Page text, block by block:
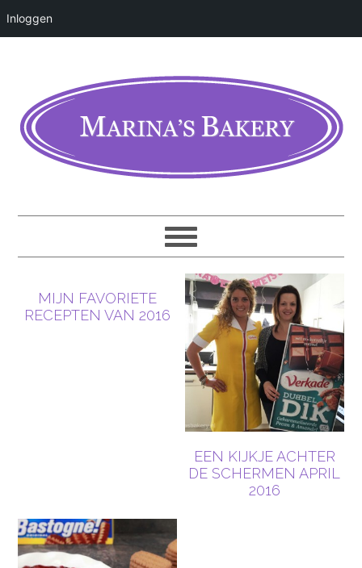
Inloggen
MIJN FAVORIETE
RECEPTEN VAN 2016
EEN KIJKJE ACHTER
DE SCHERMEN APRIL
2016